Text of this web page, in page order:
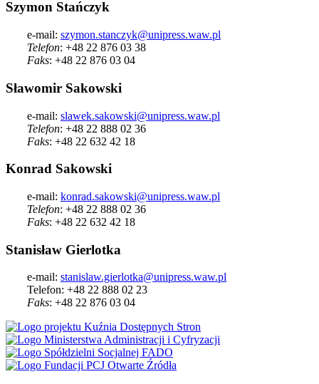
Szymon Stańczyk
e-mail: szymon.stanczyk@unipress.waw.pl
Telefon: +48 22 876 03 38
Faks: +48 22 876 03 04
Sławomir Sakowski
e-mail: slawek.sakowski@unipress.waw.pl
Telefon: +48 22 888 02 36
Faks: +48 22 632 42 18
Konrad Sakowski
e-mail: konrad.sakowski@unipress.waw.pl
Telefon: +48 22 888 02 36
Faks: +48 22 632 42 18
Stanisław Gierlotka
e-mail: stanislaw.gierlotka@unipress.waw.pl
Telefon: +48 22 888 02 23
Faks: +48 22 876 03 04